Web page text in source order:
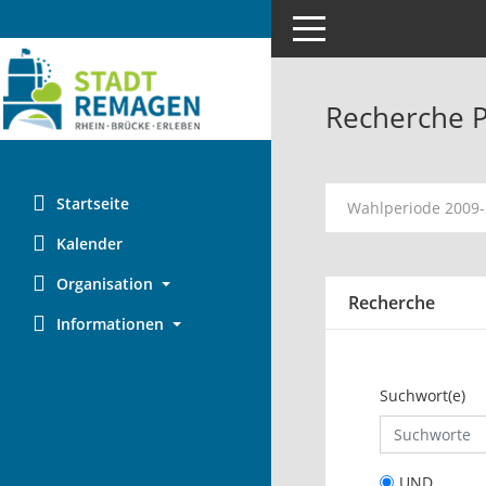
Startseite
Kalender
Organisation
Informationen
Toggle navigation
Recherche
Wahlperiode
Recherche
Suchwort(e)